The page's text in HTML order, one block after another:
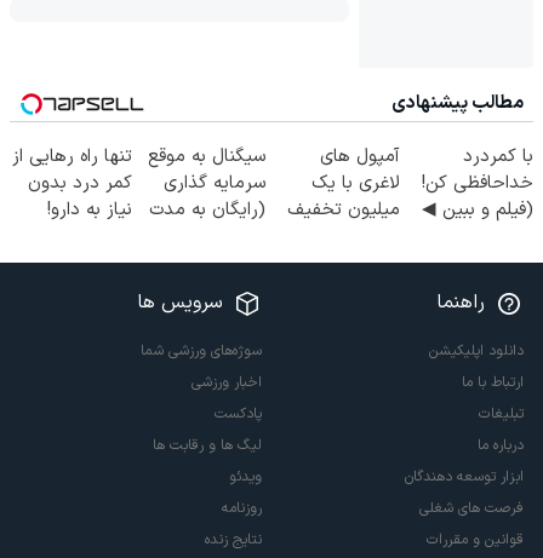
مطالب پیشنهادی
با کمردرد
خداحافظی کن!
(فیلم و ببین ◀
پرکن)
آمپول های
لاغری با یک
میلیون تخفیف
داروخانه های
سیگنال به موقع
سرمایه گذاری
(رایگان به مدت
تنها راه رهایی از
کمر درد بدون
نیاز به دارو!
راهنما
دانلود اپلیکیشن
ارتباط با ما
تبلیغات
درباره ما
ابزار توسعه دهندگان
فرصت های شغلی
قوانین و مقررات
سرویس ها
سوژه‌های ورزشی شما
اخبار ورزشی
پادکست
لیگ ها و رقابت ها
ویدئو
روزنامه
نتایج زنده